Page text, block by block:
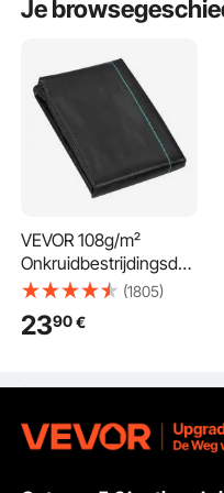
zullen aankomen. Snelle
onderscheidt. Het zorgt
hebt wanneer u het
levering maakt het een
tuinierbehoeften.
Je
VEVOR 108g/m²
Onkruidbestrijdingsdoe
k Tuinvlies Tegen
Onkruid 1,2x30,5m
Onkruidfolie Gemaakt
Corrosiewerend
Onkruidvlies 620/750N
(1805)
2390€